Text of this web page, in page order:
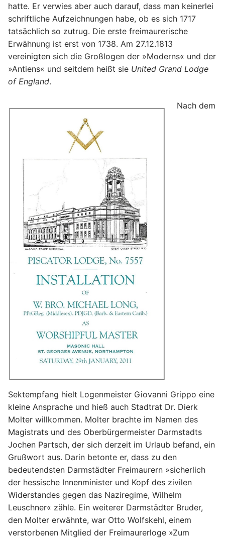
hatte. Er verwies aber auch darauf, dass man keinerlei
schriftliche Aufzeichnungen habe, ob es sich 1717
tatsächlich so zutrug. Die erste freimaurerische
Erwähnung ist erst von 1738. Am 27.12.1813
vereinigten sich die Großlogen der »Moderns« und der
»Antiens« und seitdem heißt sie United Grand Lodge
of England.
Nach dem
Sektempfang hielt Logenmeister Giovanni Grippo eine
kleine Ansprache und hieß auch Stadtrat Dr. Dierk
Molter willkommen. Molter brachte im Namen des
Magistrats und des Oberbürgermeister Darmstadts
Jochen Partsch, der sich derzeit im Urlaub befand, ein
Grußwort aus. Darin betonte er, dass zu den
bedeutendsten Darmstädter Freimaurern »sicherlich
der hessische Innenminister und Kopf des zivilen
Widerstandes gegen das Naziregime, Wilhelm
Leuschner« zähle. Ein weiterer Darmstädter Bruder,
den Molter erwähnte, war Otto Wolfskehl, einem
verstorbenen Mitglied der Freimaurerloge »Zum